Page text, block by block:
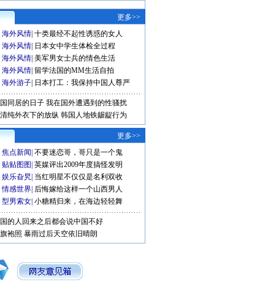
更多>>
海外风情 十类最经不起性诱惑的女人
海外风情 日本女中学生体检全过程
海外风情 美军男女士兵的情色生活
海外风情 留学法国的MM生活自拍
海外游子 日本打工：我保持中国人尊严
同居的日子 我在国外遭遇到的性骚扰
纯外衣下的放纵 韩国人地铁龌龊行为
更多>>
焦点新闻 不要迷恋哥，哥只是一个鬼
贴贴图图 英媒评出2009年度搞怪发明
娱乐旮旯 当红明星不仅仅是名利双收
情感世界 后悔嫁给这样一个山西男人
型男索女 小糖精归来，在海边轻轻舞
的人回来之后都会说中国不好
袍照 暴雨过后天空依旧晴朗